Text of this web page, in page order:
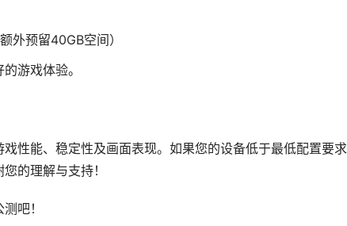
外预留40GB空间）
游戏体验。
性能、稳定性及画面表现。如果您的设备低于最低配置要
的理解与支持！
吧！